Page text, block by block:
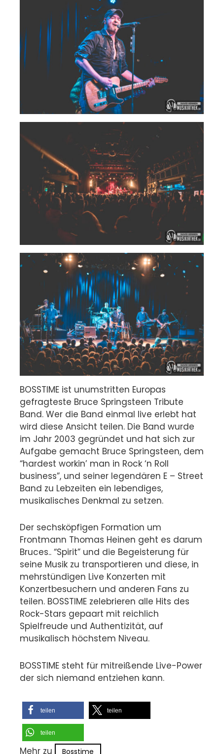
BOSSTIME ist unumstritten Europas
gefragteste Bruce Springsteen Tribute
Band. Wer die Band einmal live erlebt hat
wird diese Ansicht teilen. Die Band wurde
im Jahr 2003 gegründet und hat sich zur
Aufgabe gemacht Bruce Springsteen, dem
“hardest workin’ man in Rock ‘n Roll
business”, und seiner legendären E – Street
Band zu Lebzeiten ein lebendiges,
musikalisches Denkmal zu setzen.
Der sechsköpfigen Formation um
Frontmann Thomas Heinen geht es darum
Bruces.. “Spirit” und die Begeisterung für
seine Musik zu transportieren und diese, in
mehrstündigen Live Konzerten mit
Konzertbesuchern und anderen Fans zu
teilen. BOSSTIME zelebrieren alle Hits des
Rock-Stars gepaart mit reichlich
Spielfreude und Authentizität, auf
musikalisch höchstem Niveau.
BOSSTIME steht für mitreißende Live-Power
der sich niemand entziehen kann.
teilen teilen
teilen
Mehr zu Bosstime